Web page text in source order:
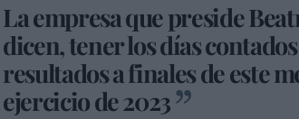
La empresa que preside
dicen, tener los días
resultados a finales de este
ejercicio de 2023